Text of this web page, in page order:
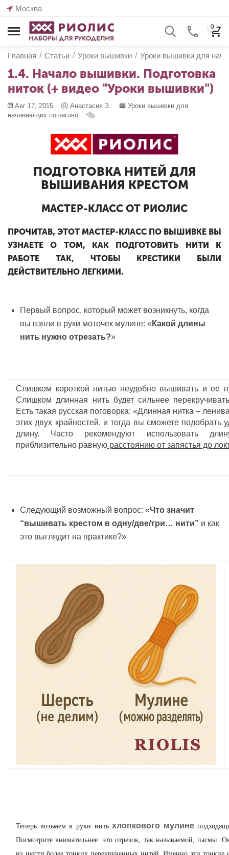
Москва
0
Главная / Статьи / Уроки вышивки / Уроки вышивки для
1.4. Начало вышивки. Подготовка
ниток (+ видео "Уроки вышивки")
Авг 17, 2015 Анастасия З.
Уроки вышивки для
начинающих пошагово
ПОДГОТОВКА НИТЕЙ ДЛЯ
ВЫШИВАНИЯ КРЕСТОМ
МАСТЕР-КЛАСС ОТ РИОЛИС
ПРОЧИТАВ, ЭТОТ МАСТЕР-КЛАСС ПО ВЫШИВКЕ ВЫ
УЗНАЕТЕ О ТОМ, КАК ПОДГОТОВИТЬ НИТИ К
РАБОТЕ ТАК, ЧТОБЫ КРЕСТИКИ БЫЛИ
ДЕЙСТВИТЕЛЬНО ЛЕГКИМИ.
Первый вопрос, который может возникнуть, когда
вы взяли в руки моточек мулине: « Какой длины
нить нужно отрезать?»
Слишком короткой нитью неудобно вышивать и ее
Слишком длинная нить будет сильнее
Есть такая русская поговорка: «Длинная нитка –
этих двух крайностей, и тогда вы сможете подобрать
длину. Часто рекомендуют использовать
приблизительно равную расстоянию от запястья до
Следующий возможный вопрос: «Что значит
“вышивать крестом в одну/две/три… нити” и как
это выглядит на практике?»
Теперь возьмем в руки нитьхлопкового мулине
Посмотрите внимательнее: это отрезок, так называемой, пасмы.